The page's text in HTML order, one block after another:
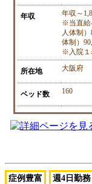
年収
年収～
※当直給
人体制
体制）
※入院１
所在地 大阪府
ベッド数 160
症例豊富 週4日勤務